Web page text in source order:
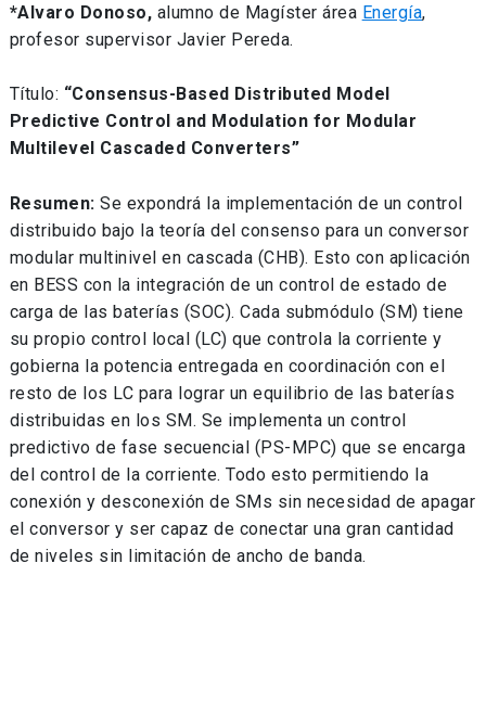
*Alvaro Donoso, alumno de Magíster área Energía,
profesor supervisor Javier Pereda.
Título: “Consensus-Based Distributed Model
Predictive Control and Modulation for Modular
Multilevel Cascaded Converters”
Resumen: Se expondrá la implementación de un control
distribuido bajo la teoría del consenso para un conversor
modular multinivel en cascada (CHB). Esto con aplicación
en BESS con la integración de un control de estado de
carga de las baterías (SOC). Cada submódulo (SM) tiene
su propio control local (LC) que controla la corriente y
gobierna la potencia entregada en coordinación con el
resto de los LC para lograr un equilibrio de las baterías
distribuidas en los SM. Se implementa un control
predictivo de fase secuencial (PS-MPC) que se encarga
del control de la corriente. Todo esto permitiendo la
conexión y desconexión de SMs sin necesidad de apagar
el conversor y ser capaz de conectar una gran cantidad
de niveles sin limitación de ancho de banda.